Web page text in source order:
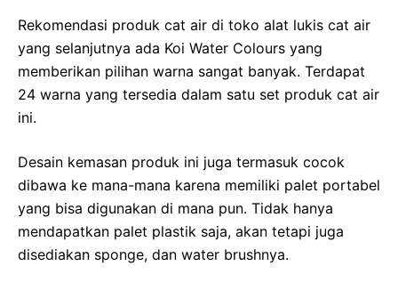
Rekomendasi produk cat air di toko alat lukis cat air
yang selanjutnya ada Koi Water Colours yang
memberikan pilihan warna sangat banyak. Terdapat
24 warna yang tersedia dalam satu set produk cat air
ini.
Desain kemasan produk ini juga termasuk cocok
dibawa ke mana-mana karena memiliki palet portabel
yang bisa digunakan di mana pun. Tidak hanya
mendapatkan palet plastik saja, akan tetapi juga
disediakan sponge, dan water brushnya.